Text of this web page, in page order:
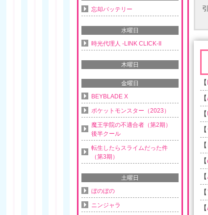
【
【
【
【
【
【
【
【
【
忘却バッテリー
水曜日
時光代理人 -LINK CLICK-II
木曜日
金曜日
BEYBLADE X
ポケットモンスター（2023）
魔王学院の不適合者（第2期）
後半クール
転生したらスライムだった件
（第3期）
土曜日
ぼのぼの
ニンジャラ